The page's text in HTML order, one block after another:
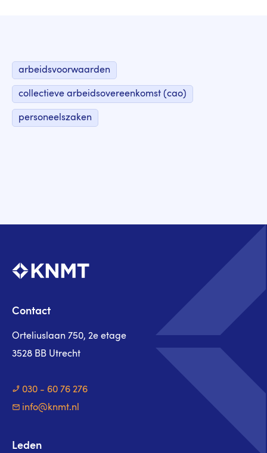
arbeidsvoorwaarden
collectieve arbeidsovereenkomst (cao)
personeelszaken
Contact
Orteliuslaan 750, 2e etage
3528 BB Utrecht
030 - 60 76 276
info@knmt.nl
Leden